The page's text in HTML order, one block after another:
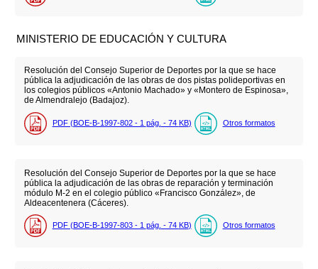
MINISTERIO DE EDUCACIÓN Y CULTURA
Resolución del Consejo Superior de Deportes por la que se hace
pública la adjudicación de las obras de dos pistas polideportivas en
los colegios públicos «Antonio Machado» y «Montero de Espinosa»,
de Almendralejo (Badajoz).
PDF (BOE-B-1997-802 - 1 pág. - 74 KB) Otros formatos
Resolución del Consejo Superior de Deportes por la que se hace
pública la adjudicación de las obras de reparación y terminación
módulo M-2 en el colegio público «Francisco González», de
Aldeacentenera (Cáceres).
PDF (BOE-B-1997-803 - 1 pág. - 74 KB) Otros formatos